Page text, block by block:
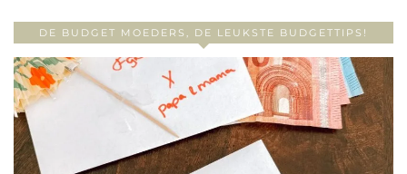
DE BUDGET MOEDERS, DE LEUKSTE BUDGETTIPS!